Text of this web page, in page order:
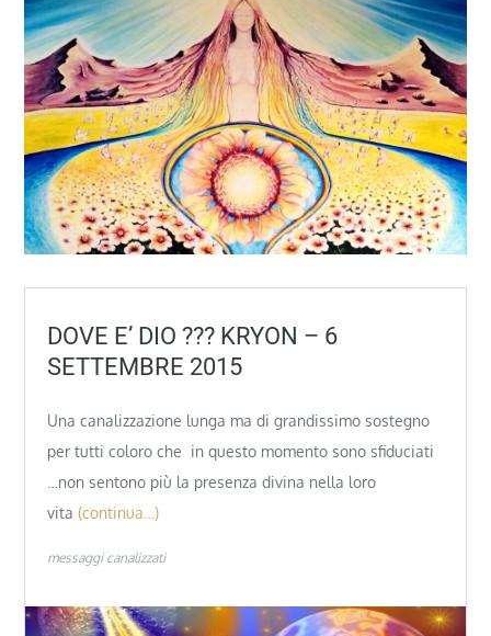
DOVE E’ DIO ??? KRYON – 6
SETTEMBRE 2015
Una canalizzazione lunga ma di grandissimo sostegno
per tutti coloro che in questo momento sono sfiduciati
…non sentono più la presenza divina nella loro
vita (continua…)
messaggi canalizzati